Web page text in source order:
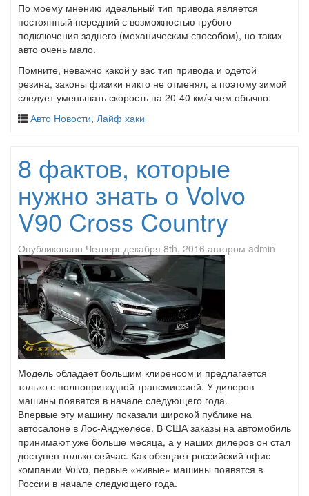
По моему мнению идеальный тип привода является
постоянный передний с возможностью грубого
подключения заднего (механическим способом), но таких
авто очень мало.
Помните, неважно какой у вас тип привода и одетой
резина, законы физики никто не отменял, а поэтому зимой
следует уменьшать скорость на 20-40 км/ч чем обычно.
Авто Новости, Лайф хаки
8 фактов, которые
нужно знать о Volvo
V90 Cross Country
Опубликовано Четверг декабря 8th, 2016 автором admin
Модель обладает большим клиренсом и предлагается
только с полноприводной трансмиссией. У дилеров
машины появятся в начале следующего года.
Впервые эту машину показали широкой публике на
автосалоне в Лос-Анджелесе. В США заказы на автомобиль
принимают уже больше месяца, а у наших дилеров он стал
доступен только сейчас. Как обещает российский офис
компании Volvo, первые «живые» машины появятся в
России в начале следующего года.